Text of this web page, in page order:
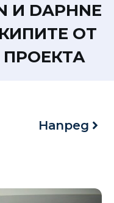
И DAPHNE
ОТ
Напред